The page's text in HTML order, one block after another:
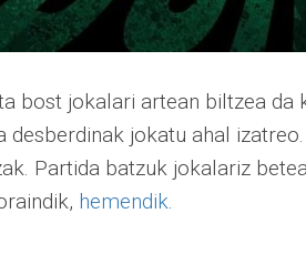
bost jokalari artean biltzea da
desberdinak jokatu ahal
Partida batzuk jokalariz
hemendik.